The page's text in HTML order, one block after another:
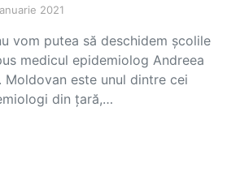
2021
vom putea să deschidem școlile
medicul epidemiolog Andreea
Moldovan este unul dintre cei
din țară,…